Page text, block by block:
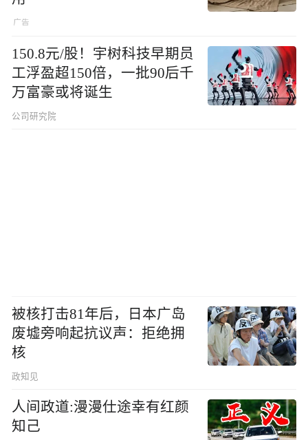
150.8元/股！宇树科技早期员
工浮盈超150倍，一批90后千
万富豪或将诞生
公司研究院
被核打击81年后，日本广岛
废墟旁响起抗议声：拒绝拥
核
政知见
人间政道:漫漫仕途幸有红颜
知己